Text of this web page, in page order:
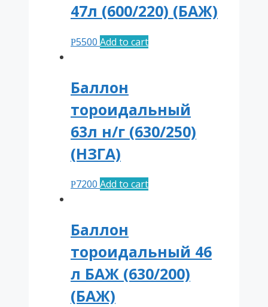
47л (600/220) (БАЖ)
Р5500 Add to cart
Баллон
тороидальный
63л н/г (630/250)
(НЗГА)
Р7200 Add to cart
Баллон
тороидальный 46
л БАЖ (630/200)
(БАЖ)